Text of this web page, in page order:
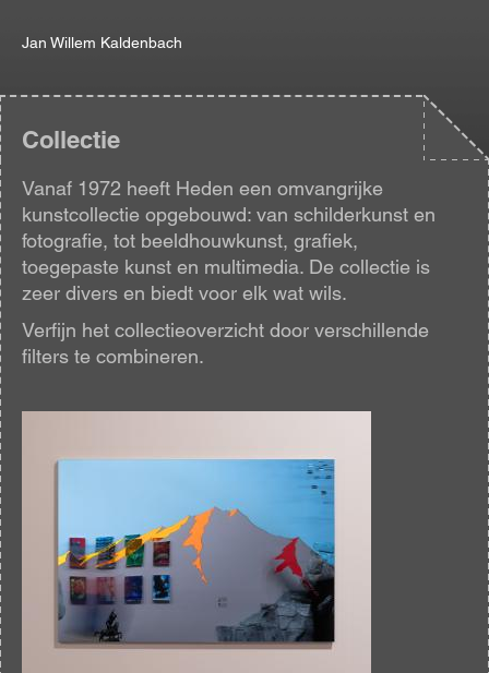
Jan Willem Kaldenbach
Collectie
Vanaf 1972 heeft Heden een omvangrijke
kunstcollectie opgebouwd: van schilderkunst en
fotografie, tot beeldhouwkunst, grafiek,
toegepaste kunst en multimedia. De collectie is
zeer divers en biedt voor elk wat wils.
Verfijn het collectieoverzicht door verschillende
filters te combineren.